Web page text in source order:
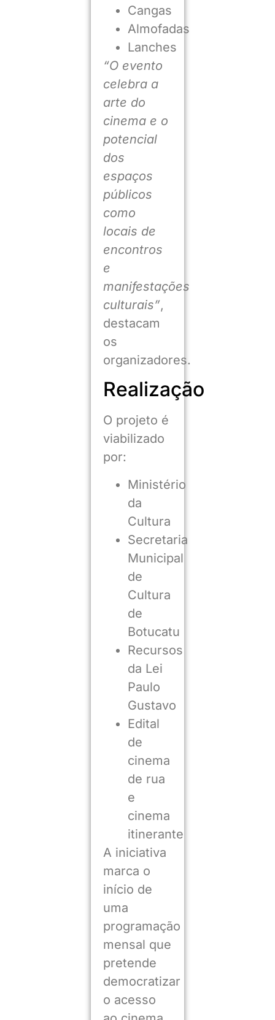
Cangas
Almofadas
Lanches
“O evento
celebra a
arte do
cinema e o
potencial
dos
espaços
públicos
como
locais de
encontros
e
manifestações
culturais”,
destacam
os
organizadores.
Realização
O projeto é
viabilizado
por:
Ministério
da
Cultura
Secretaria
Municipal
de
Cultura
de
Botucatu
Recursos
da Lei
Paulo
Gustavo
Edital
de
cinema
de rua
e
cinema
itinerante
A iniciativa
marca o
início de
uma
programação
mensal que
pretende
democratizar
o acesso